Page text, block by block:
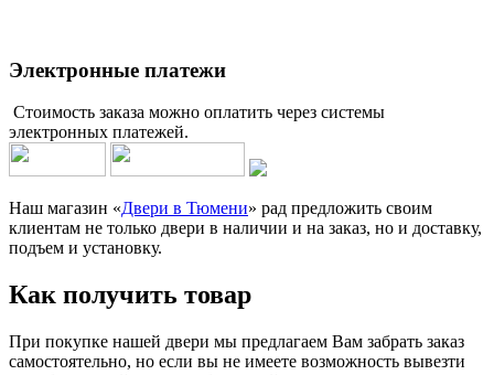
Электронные платежи
Стоимость заказа можно оплатить через системы
электронных платежей.
Наш магазин «Двери в Тюмени» рад предложить своим
клиентам не только двери в наличии и на заказ, но и доставку,
подъем и установку.
Как получить товар
При покупке нашей двери мы предлагаем Вам забрать заказ
самостоятельно, но если вы не имеете возможность вывезти